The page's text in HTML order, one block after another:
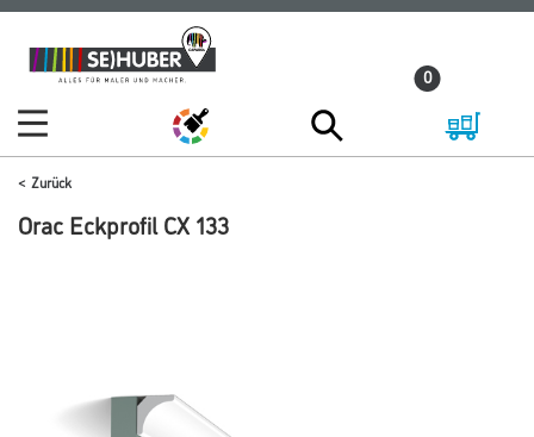
Zum
Inhalt
Zum
Navigationsmenü
0
Zurück
Orac Eckprofil CX 133